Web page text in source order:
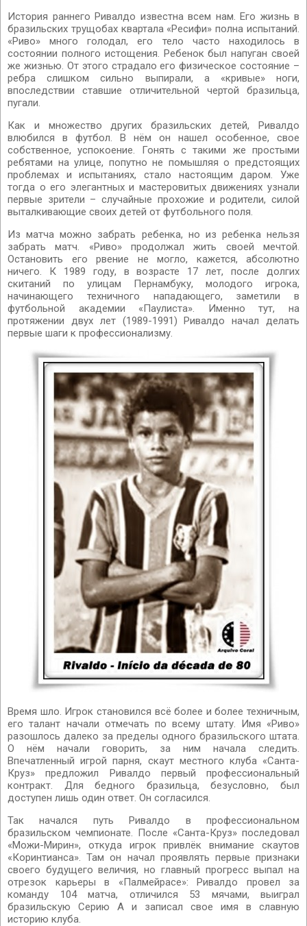
История раннего Ривалдо известна всем нам. Его жизнь в
бразильских трущобах квартала «Ресифи» полна испытаний.
«Риво» много голодал, его тело часто находилось в
состоянии полного истощения. Ребенок был напуган своей
же жизнью. От этого страдало его физическое состояние –
ребра слишком сильно выпирали, а «кривые» ноги,
впоследствии ставшие отличительной чертой бразильца,
пугали.
Как и множество других бразильских детей, Ривалдо
влюбился в футбол. В нём он нашел особенное, свое
собственное, успокоение. Гонять с такими же простыми
ребятами на улице, попутно не помышляя о предстоящих
проблемах и испытаниях, стало настоящим даром. Уже
тогда о его элегантных и мастеровитых движениях узнали
первые зрители – случайные прохожие и родители, силой
выталкивающие своих детей от футбольного поля.
Из матча можно забрать ребенка, но из ребенка нельзя
забрать матч. «Риво» продолжал жить своей мечтой.
Остановить его рвение не могло, кажется, абсолютно
ничего. К 1989 году, в возрасте 17 лет, после долгих
скитаний по улицам Пернамбуку, молодого игрока,
начинающего техничного нападающего, заметили в
футбольной академии «Паулиста». Именно тут, на
протяжении двух лет (1989-1991) Ривалдо начал делать
первые шаги к профессионализму.
Время шло. Игрок становился всё более и более техничным,
его талант начали отмечать по всему штату. Имя «Риво»
разошлось далеко за пределы одного бразильского штата.
О нём начали говорить, за ним начала следить.
Впечатленный игрой парня, скаут местного клуба «Санта-
Круз» предложил Ривалдо первый профессиональный
контракт. Для бедного бразильца, безусловно, был
доступен лишь один ответ. Он согласился.
Так начался путь Ривалдо в профессиональном
бразильском чемпионате. После «Санта-Круз» последовал
«Можи-Мирин», откуда игрок привлёк внимание скаутов
«Коринтианса». Там он начал проявлять первые признаки
своего будущего величия, но главный прогресс выпал на
отрезок карьеры в «Палмейрасе»: Ривалдо провел за
команду 104 матча, отличился 53 мячами, выиграл
бразильскую Серию А и записал свое имя в славную
историю клуба.